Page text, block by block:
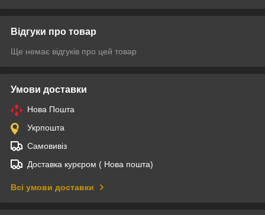
Відгуки про товар
Ще немає відгуків про цей товар
Умови доставки
Нова Пошта
Укрпошта
Самовивіз
Доставка курєром ( Нова пошта)
Всі умови доставки